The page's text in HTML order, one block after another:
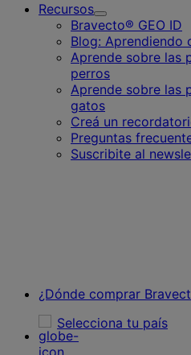
Recursos
Toggle
Submenu
for
Recursos
Bravecto® GEO ID
Blog: Aprendiendo
Aprende sobre las
perros
Aprende sobre las
gatos
Creá un
Preguntas
Suscribite al
¿Dónde comprar
Selecciona tu país